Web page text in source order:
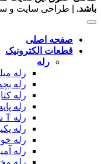
باشد. | طراحی سایت و
صفحه اصلی
قطعات الکترونیک
رله
رله
رله
رله
رله
رله T شکل
رله
رله
رله
رله